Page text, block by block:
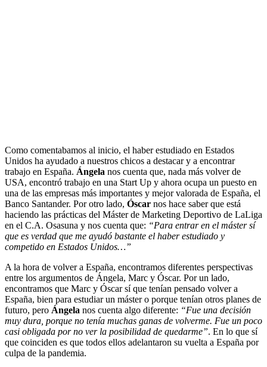
Como comentabamos al inicio, el haber estudiado en Estados
Unidos ha ayudado a nuestros chicos a destacar y a encontrar
trabajo en España. Ángela nos cuenta que, nada más volver de
USA, encontró trabajo en una Start Up y ahora ocupa un puesto en
una de las empresas más importantes y mejor valorada de España, el
Banco Santander. Por otro lado, Óscar nos hace saber que está
haciendo las prácticas del Máster de Marketing Deportivo de LaLiga
en el C.A. Osasuna y nos cuenta que: “Para entrar en el máster sí
que es verdad que me ayudó bastante el haber estudiado y
competido en Estados Unidos…”
A la hora de volver a España, encontramos diferentes perspectivas
entre los argumentos de Ángela, Marc y Óscar. Por un lado,
encontramos que Marc y Óscar sí que tenían pensado volver a
España, bien para estudiar un máster o porque tenían otros planes de
futuro, pero Ángela nos cuenta algo diferente: “Fue una decisión
muy dura, porque no tenía muchas ganas de volverme. Fue un poco
casi obligada por no ver la posibilidad de quedarme”. En lo que sí
que coinciden es que todos ellos adelantaron su vuelta a España por
culpa de la pandemia.